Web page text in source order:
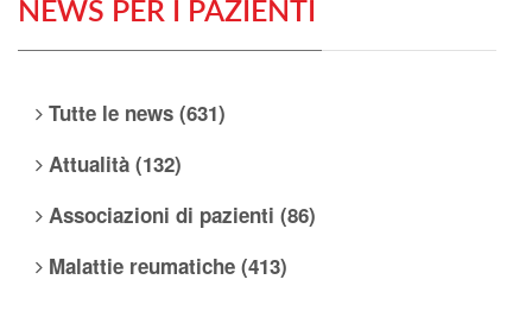
NEWS PER I PAZIENTI
Tutte le news (631)
Attualità (132)
Associazioni di pazienti (86)
Malattie reumatiche (413)